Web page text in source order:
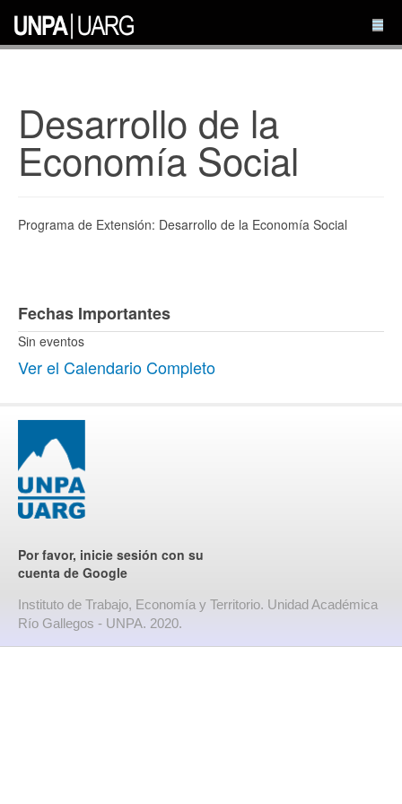
Desarrollo de la
Economía Social
Programa de Extensión: Desarrollo de la Economía Social
Fechas Importantes
Sin eventos
Ver el Calendario Completo
Por favor, inicie sesión con su
cuenta de Google
Instituto de Trabajo, Economía y Territorio. Unidad Académica
Río Gallegos - UNPA. 2020.